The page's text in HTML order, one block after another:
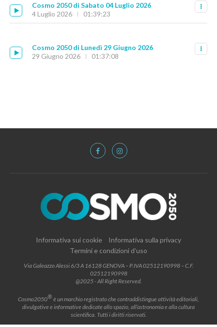
Cosmo 2050 di Sabato 04 Luglio 2026
4 Luglio 2026
01:39:23
Cosmo 2050 di Lunedì 29 Giugno 2026
29 Giugno 2026
01:37:08
Informativa sui cookie
Informativa sulla privacy
Termini e condizioni d’uso
Via Galeazzo Alessi 6/3 A 16128 GENOVA – P.IVA 02512190998 – C.F.
02512190998
@2025 - All Right Reserved.
Cosmo2050®è un marchio registrato che contraddistingue attività editoriali,
divulgative e informative dedicate allo spazio, all’astronomia e alla cultura
scientifica. Tutti i diritti riservati.